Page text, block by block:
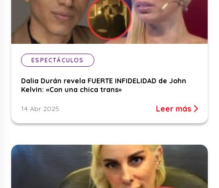
ESPECTÁCULOS
Dalia Durán revela FUERTE INFIDELIDAD de John
Kelvin: «Con una chica trans»
14 Abr 2025 Leer más